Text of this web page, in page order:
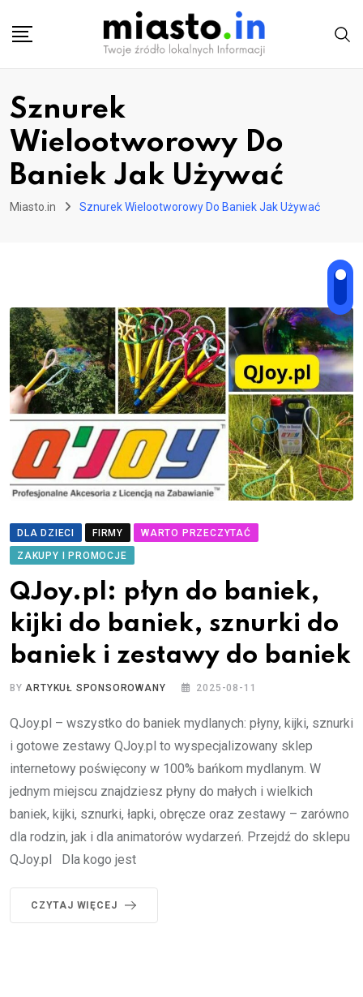
Sznurek
Wielootworowy Do
Baniek Jak Używać
Miasto.in Sznurek Wielootworowy Do Baniek Jak Używać
DLA DZIECI FIRMY
WARTO PRZECZYTAĆ
ZAKUPY I PROMOCJE
QJoy.pl: płyn do baniek,
kijki do baniek, sznurki do
baniek i zestawy do baniek
BYARTYKUŁ SPONSOROWANY 2025-08-11
QJoy.pl – wszystko do baniek mydlanych: płyny, kijki, sznurki
i gotowe zestawy QJoy.pl to wyspecjalizowany sklep
internetowy poświęcony w 100% bańkom mydlanym. W
jednym miejscu znajdziesz płyny do małych i wielkich
baniek, kijki, sznurki, łapki, obręcze oraz zestawy – zarówno
dla rodzin, jak i dla animatorów wydarzeń. Przejdź do sklepu
QJoy.pl Dla kogo jest
CZYTAJ WIĘCEJ